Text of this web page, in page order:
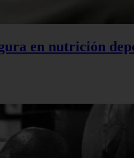
en nutrición